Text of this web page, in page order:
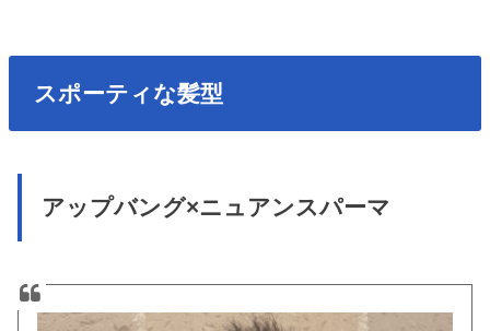
スポーティな髪型
アップバング×ニュアンスパーマ